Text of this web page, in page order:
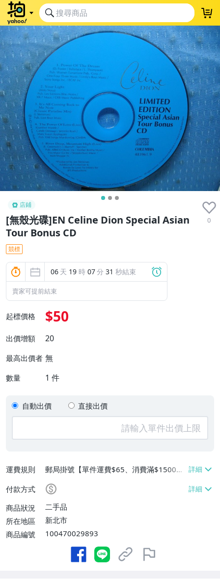
店鋪
[無殼光碟]EN Celine Dion Special Asian
Tour Bonus CD
0
競標
06 天 19 時 07分 30 秒結束
賣家可提前結束
起標價格 $50
出價增額 20
最高出價者 無
數量 1 件
自動出價 直接出價
運費規則
郵局掛號【單件運費$65、消費滿$1500免
運費】
付款方式
商品狀況
二手品
所在地區
新北市
商品編號
100470029893